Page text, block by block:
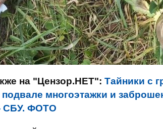
на "Цензор.НЕТ": Тайники с
многоэтажки и
СБУ. ФОТО